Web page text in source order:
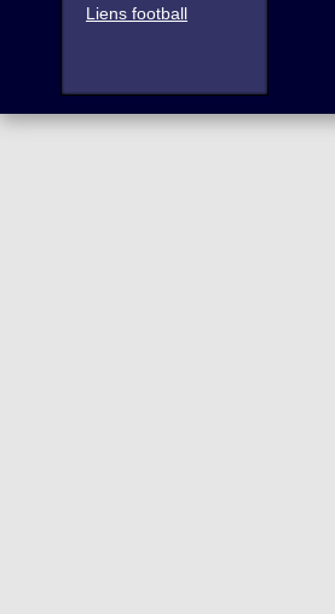
Liens football